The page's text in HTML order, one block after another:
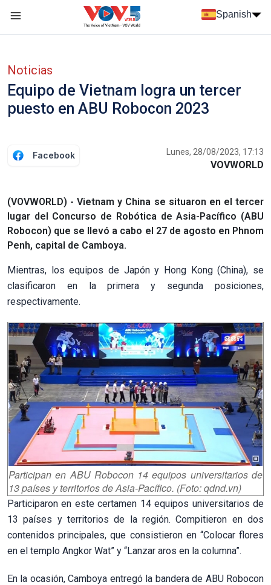
Spanish
Noticias
Equipo de Vietnam logra un tercer
puesto en ABU Robocon 2023
Facebook Lunes, 28/08/2023, 17:13
VOVWORLD
(VOVWORLD) - Vietnam y China se situaron en el tercer
lugar del Concurso de Robótica de Asia-Pacífico (ABU
Robocon) que se llevó a cabo el 27 de agosto en Phnom
Penh, capital de Camboya.
Mientras, los equipos de Japón y Hong Kong (China), se
clasificaron en la primera y segunda posiciones,
respectivamente.
Participan en ABU Robocon 14 equipos universitarios de
13 países y territorios de Asia-Pacífico. (Foto: qdnd.vn)
Participaron en este certamen 14 equipos universitarios de
13 países y territorios de la región. Compitieron en dos
contenidos principales, que consistieron en “Colocar flores
en el templo Angkor Wat” y “Lanzar aros en la columna”.
En la ocasión, Camboya entregó la bandera de ABU Robocon